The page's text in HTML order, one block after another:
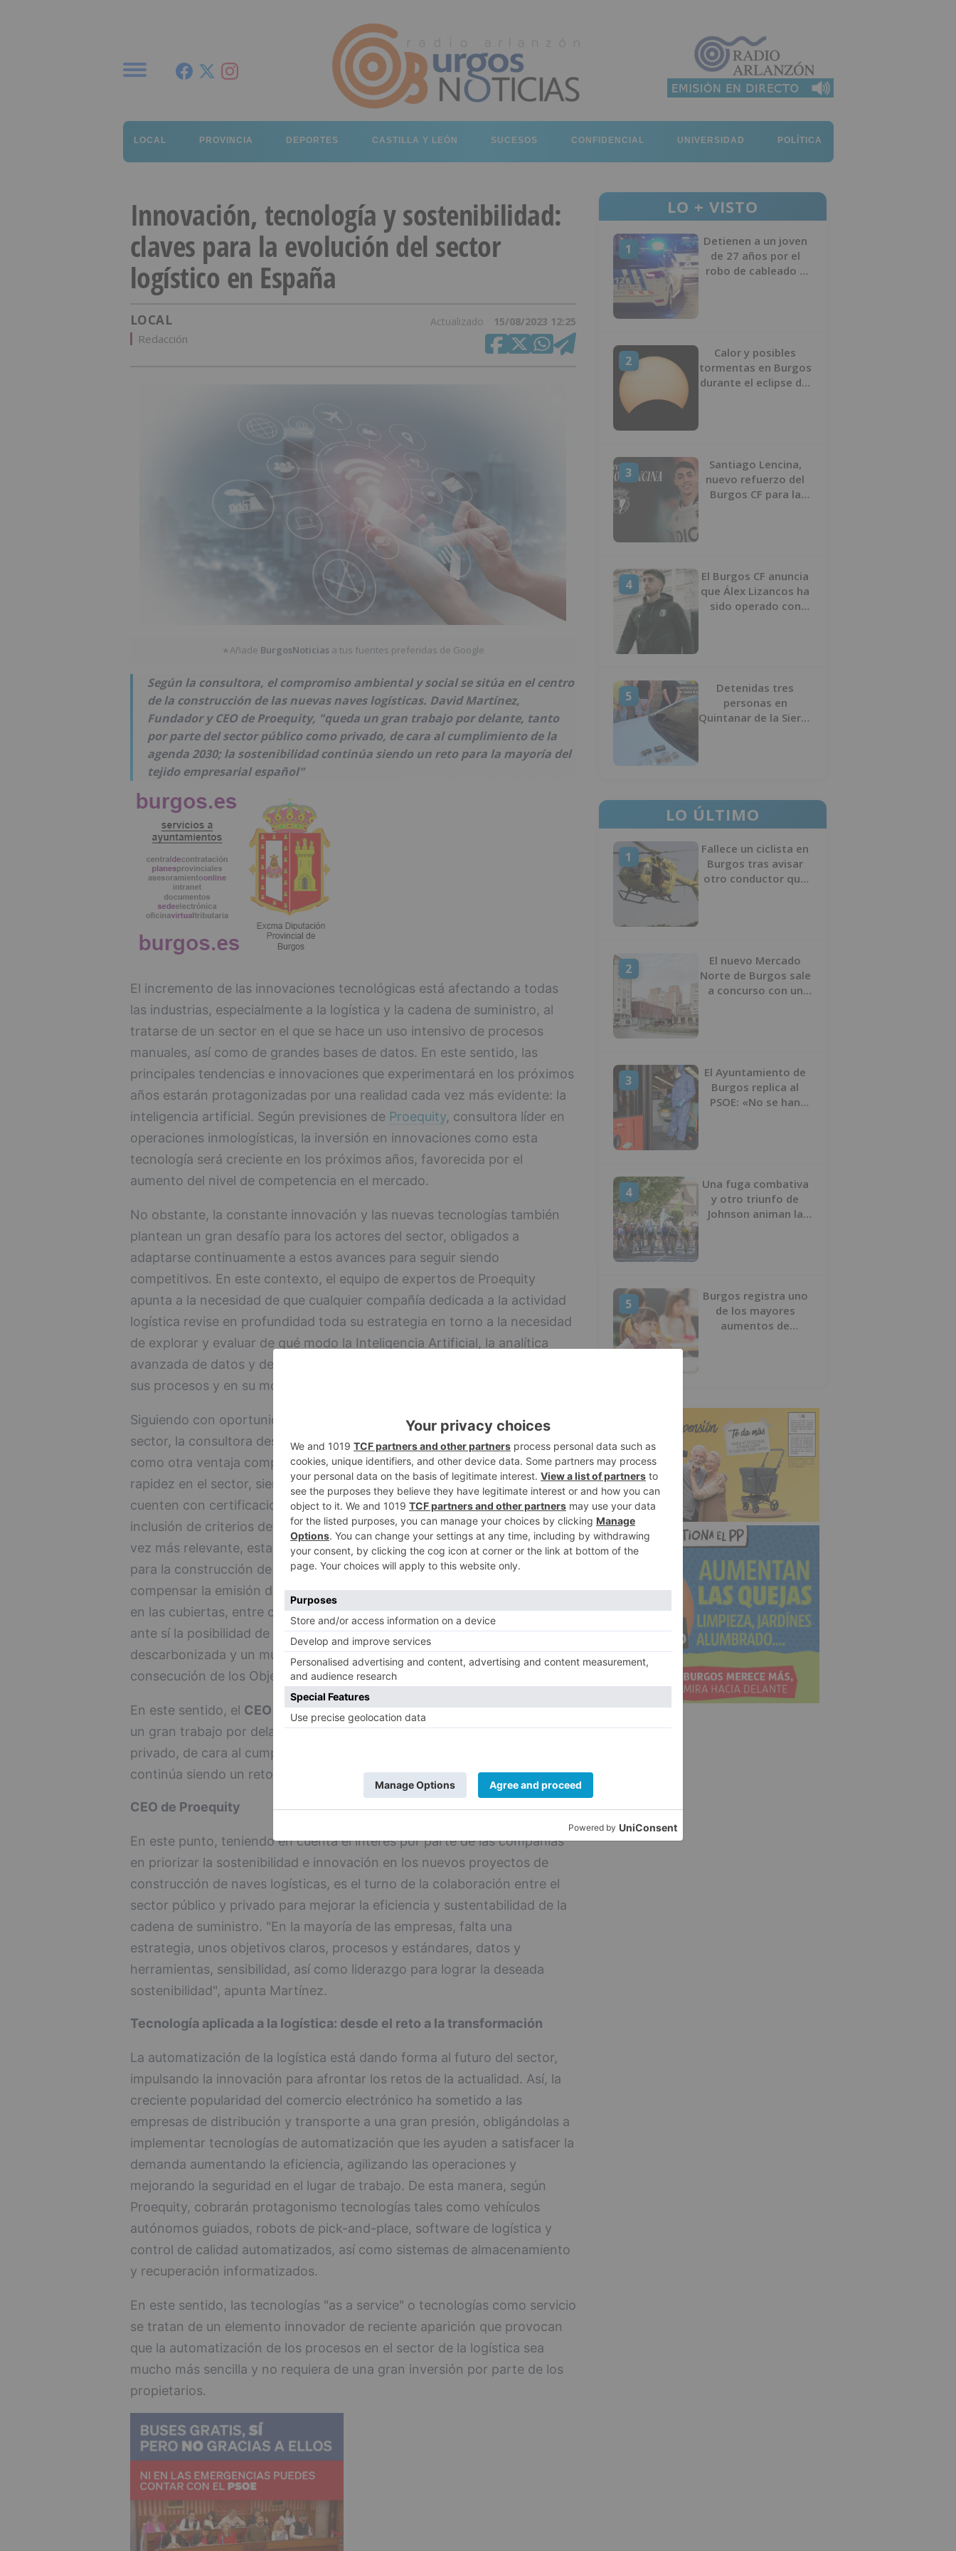
LOCAL PROVINCIA DEPORTES CASTILLA Y LEÓN SUCESOS CONFIDENCIAL UNIVERSIDAD POLÍTICA
Innovación, tecnología y sostenibilidad:
claves para la evolución del sector
logístico en España
LOCAL Actualizado 15/08/2023 12:25
Redacción
★Añade BurgosNoticias a tus fuentes preferidas de Google
Según la consultora, el compromiso ambiental y social se sitúa en el centro
de la construcción de las nuevas naves logísticas. David Martínez,
Fundador y CEO de Proequity, "queda un gran trabajo por delante, tanto
por parte del sector público como privado, de cara al cumplimiento de la
agenda 2030; la sostenibilidad continúa siendo un reto para la mayoría del
tejido empresarial español"
El incremento de las innovaciones tecnológicas está afectando a todas
las industrias, especialmente a la logística y la cadena de suministro, al
tratarse de un sector en el que se hace un uso intensivo de procesos
manuales, así como de grandes bases de datos. En este sentido, las
principales tendencias e innovaciones que experimentará en los próximos
años estarán protagonizadas por una realidad cada vez más evidente: la
inteligencia artificial. Según previsiones de Proequity, consultora líder en
operaciones inmologísticas, la inversión en innovaciones como esta
tecnología será creciente en los próximos años, favorecida por el
aumento del nivel de competencia en el mercado.
No obstante, la constante innovación y las nuevas tecnologías también
plantean un gran desafío para los actores del sector, obligados a
adaptarse continuamente a estos avances para seguir siendo
competitivos. En este contexto, el equipo de expertos de Proequity
apunta a la necesidad de que cualquier compañía dedicada a la actividad
logística revise en profundidad toda su estrategia en torno a la necesidad
de explorar y evaluar de qué modo la Inteligencia Artificial, la analítica
avanzada de datos y demás herramientas pueden impactar y mejorar en
sus procesos y en su modelo de negocio.
Siguiendo con oportunidades de desarrollo e innovación dentro del
sector, la consultora destaca la sostenibilidad de las naves logísticas
como otra ventaja competitiva que se posiciona con cada vez más
rapidez en el sector, siendo cada vez más común que las naves logísticas
cuenten con certificaciones como LEED o el sello BREEAM. Así, la
inclusión de criterios de sostenibilidad en toda la cadena de valor es cada
vez más relevante, estando presente en los materiales que se utilizan
para la construcción de las naves logísticas, así como en la posibilidad de
compensar la emisión de CO2 con la instalación de paneles fotovoltaicos
en las cubiertas, entre otros. De esta manera, el sector logístico tiene
ante sí la posibilidad de contribuir a la transición hacia una economía
descarbonizada y un mundo más sostenible, apoyando a la sociedad en la
consecución de los Objetivos de Desarrollo Sostenible (ODS).
En este sentido, el CEO de Proequity, David Martínez, explica que "queda
un gran trabajo por delante, tanto por parte del sector público como
privado, de cara al cumplimiento de la agenda 2030; la sostenibilidad
continúa siendo un reto para la mayoría del tejido empresarial español".
CEO de Proequity
En este punto, teniendo en cuenta el interés por parte de las compañías
en priorizar la sostenibilidad e innovación en los nuevos proyectos de
construcción de naves logísticas, es el turno de la colaboración entre el
sector público y privado para mejorar la eficiencia y sustentabilidad de la
cadena de suministro. "En la mayoría de las empresas, falta una
estrategia, unos objetivos claros, procesos y estándares, datos y
herramientas, sensibilidad, así como liderazgo para lograr la deseada
sostenibilidad", apunta Martínez.
Tecnología aplicada a la logística: desde el reto a la transformación
La automatización de la logística está dando forma al futuro del sector,
impulsando la innovación para afrontar los retos de la actualidad. Así, la
creciente popularidad del comercio electrónico ha sometido a las
empresas de distribución y transporte a una gran presión, obligándolas a
implementar tecnologías de automatización que les ayuden a satisfacer la
demanda aumentando la eficiencia, agilizando las operaciones y
mejorando la seguridad en el lugar de trabajo. De esta manera, según
Proequity, cobrarán protagonismo tecnologías tales como vehículos
autónomos guiados, robots de pick-and-place, software de logística y
control de calidad automatizados, así como sistemas de almacenamiento
y recuperación informatizados.
En este sentido, las tecnologías "as a service" o tecnologías como servicio
se tratan de un elemento innovador de reciente aparición que provocan
que la automatización de los procesos en el sector de la logística sea
mucho más sencilla y no requiera de una gran inversión por parte de los
propietarios.
LO + VISTO
1
Detienen a un joven
de 27 años por el
robo de cableado y
2
Calor y posibles
tormentas en Burgos
durante el eclipse del
3
Santiago Lencina,
nuevo refuerzo del
Burgos CF para la
4
El Burgos CF anuncia
que Álex Lizancos ha
sido operado con
5
Detenidas tres
personas en
Quintanar de la Sierra
LO ÚLTIMO
1
Fallece un ciclista en
Burgos tras avisar
otro conductor que
2
El nuevo Mercado
Norte de Burgos sale
a concurso con un
3
El Ayuntamiento de
Burgos replica al
PSOE: «No se han
4
Una fuga combativa
y otro triunfo de
Johnson animan la
5
Burgos registra uno
de los mayores
aumentos de